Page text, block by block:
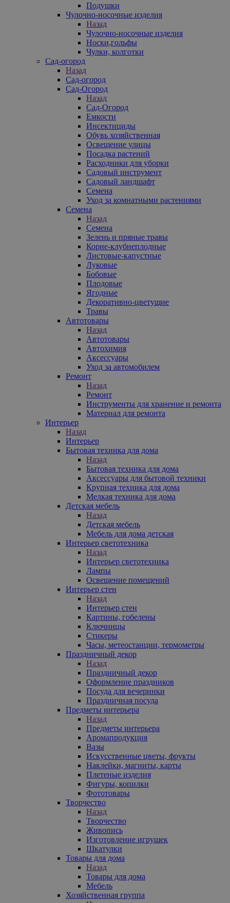
Подушки
Чулочно-носочные изделия
Назад
Чулочно-носочные изделия
Носки,гольфы
Чулки, колготки
Сад-огород
Назад
Сад-огород
Сад-Огород
Назад
Сад-Огород
Емкости
Инсектициды
Обувь хозяйственная
Освещение улицы
Посадка растений
Расходники для уборки
Садовый инструмент
Садовый ландшафт
Семена
Уход за комнатными растениями
Семена
Назад
Семена
Зелень и пряные травы
Корне-клубнеплодные
Листовые-капустные
Луковые
Бобовые
Плодовые
Ягодные
Декоративно-цветущие
Травы
Автотовары
Назад
Автотовары
Автохимия
Аксессуары
Уход за автомобилем
Ремонт
Назад
Ремонт
Инструменты для хранение и ремонта
Материал для ремонта
Интерьер
Назад
Интерьер
Бытовая техника для дома
Назад
Бытовая техника для дома
Аксессуары для бытовой техники
Крупная техника для дома
Мелкая техника для дома
Детская мебель
Назад
Детская мебель
Мебель для дома детская
Интерьер светотехника
Назад
Интерьер светотехника
Лампы
Освещение помещений
Интерьер стен
Назад
Интерьер стен
Картины, гобелены
Ключницы
Стикеры
Часы, метеостанции, термометры
Праздничный декор
Назад
Праздничный декор
Оформление праздников
Посуда для вечеринки
Праздничная посуда
Предметы интерьера
Назад
Предметы интерьера
Аромапродукция
Вазы
Искусственные цветы, фрукты
Наклейки, магниты, карты
Плетеные изделия
Фигуры, копилки
Фототовары
Творчество
Назад
Творчество
Живопись
Изготовление игрушек
Шкатулки
Товары для дома
Назад
Товары для дома
Мебель
Хозяйственная группа